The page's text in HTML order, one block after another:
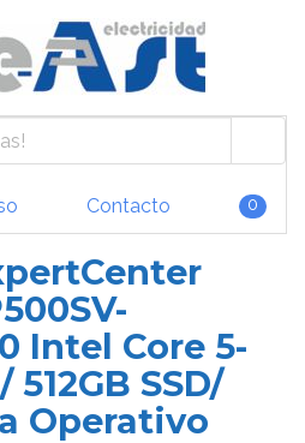
Contacto 0
Intel Core 5-
512GB SSD/
Operativo